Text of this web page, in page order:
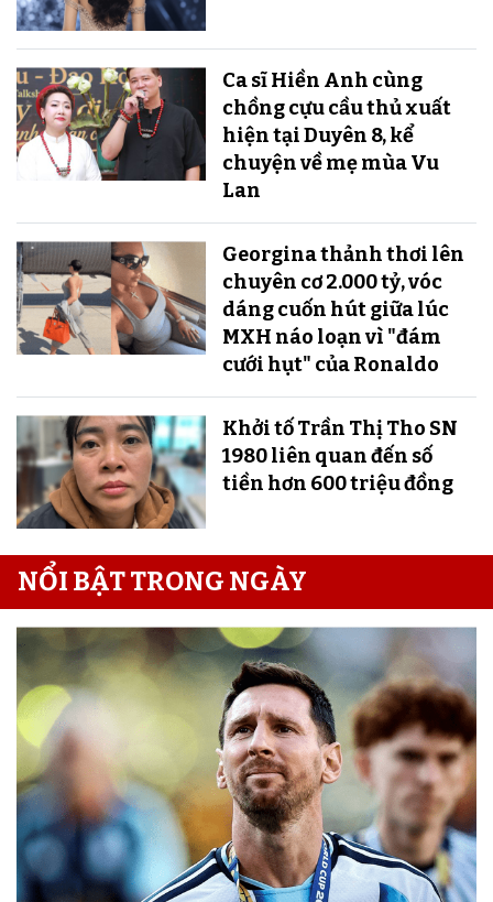
Ca sĩ Hiền Anh cùng
chồng cựu cầu thủ xuất
hiện tại Duyên 8, kể
chuyện về mẹ mùa Vu
Lan
Georgina thảnh thơi lên
chuyên cơ 2.000 tỷ, vóc
dáng cuốn hút giữa lúc
MXH náo loạn vì "đám
cưới hụt" của Ronaldo
Khởi tố Trần Thị Tho SN
1980 liên quan đến số
tiền hơn 600 triệu đồng
NỔI BẬT TRONG NGÀY